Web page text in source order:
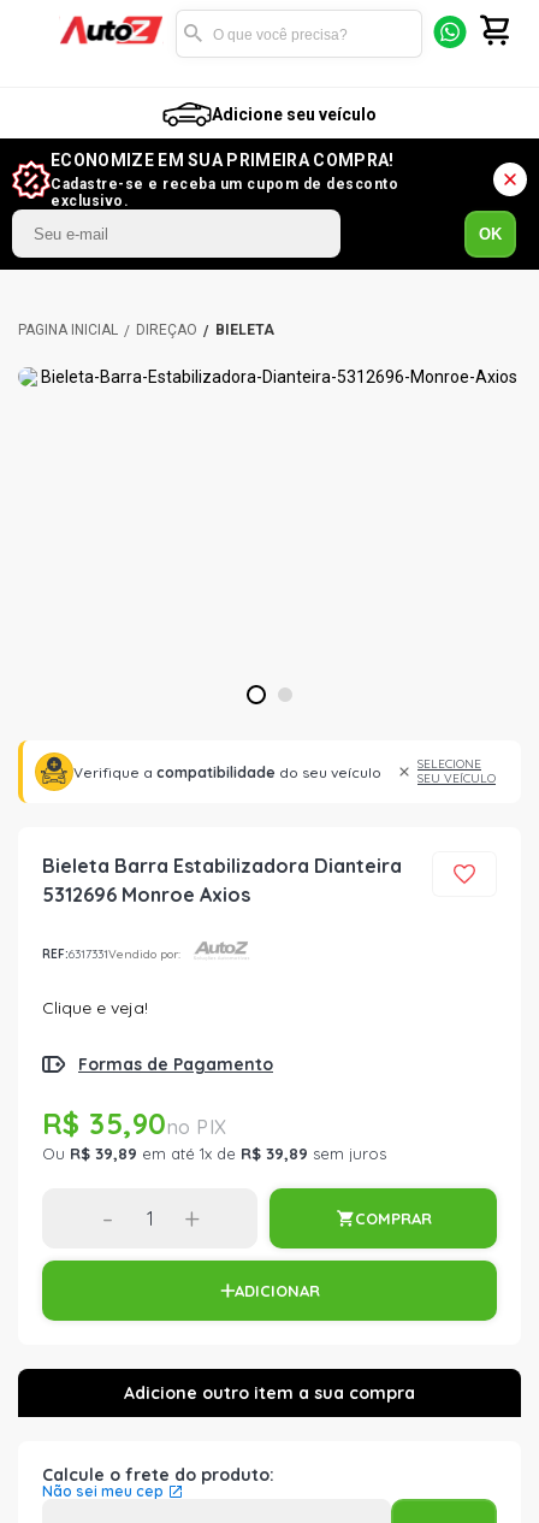
Adicione seu veículo
ECONOMIZE EM SUA PRIMEIRA COMPRA!
Cadastre-se e receba um cupom de desconto
exclusivo.
OK
DIREÇÃO BIELETA
1 2
Verifique a compatibilidade do seu veículo
SELECIONE
SEU VEÍCULO
Bieleta Barra Estabilizadora Dianteira
5312696 Monroe Axios
REF:6317331Vendido por:
Clique e veja!
Formas de Pagamento
R$ 35,90
Ou R$ 39,89 em até 1x de R$ 39,89 sem juros
- + COMPRAR
ADICIONAR
Calcule o frete do produto:
Não sei meu cep